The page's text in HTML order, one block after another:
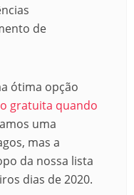
de
ótima opção
gratuita quando
uma
mas a
da nossa lista
dias de 2020.